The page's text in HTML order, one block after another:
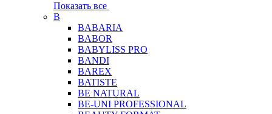
Показать все
B
BABARIA
BABOR
BABYLISS PRO
BANDI
BAREX
BATISTE
BE NATURAL
BE-UNI PROFESSIONAL